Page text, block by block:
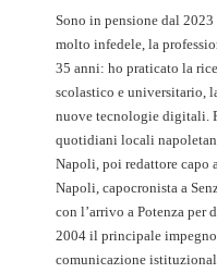
Sono in pensione dal
molto infedele, la
35 anni: ho praticato la
scolastico e universitario,
nuove tecnologie digitali.
quotidiani locali
Napoli, poi redattore capo
Napoli, capocronista a
con l’arrivo a Potenza per
2004 il principale impegno
comunicazione